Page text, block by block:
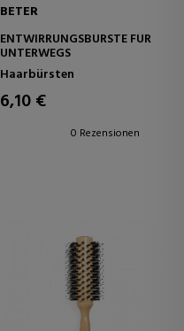
BETER
ENTWIRRUNGSBÜRSTE FÜR
UNTERWEGS
Haarbürsten
6,10 €
0 Rezensionen